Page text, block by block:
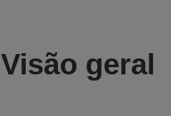
Visão geral